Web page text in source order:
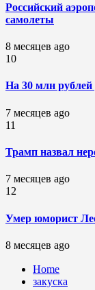
Российский
самолеты
8 месяцев ago
10
На 30 млн рублей
7 месяцев ago
11
Трамп назвал
7 месяцев ago
12
Умер юморист
8 месяцев ago
Home
закуска